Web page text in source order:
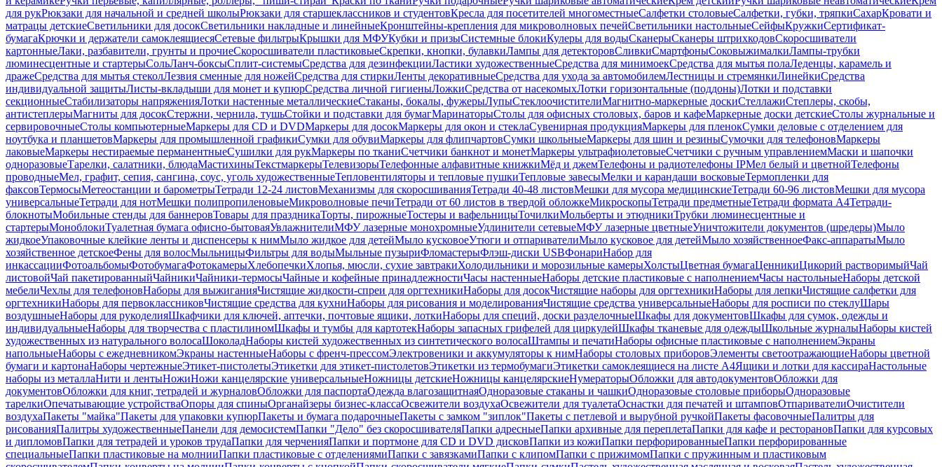
для рукРюкзаки для начальной и средней школыРюкзаки для старшеклассников и студентовКресла для посетителей многоместныеСалфетки столовыеСалфетки, губки, тряпкиСахарКровати и
матрацы детскиеСветильники для досокСветильники накладные и линейныеКронштейны-крепления для микроволновых печейСветильники настольныеСейфыКружкиСертификат-
бумагаКрючки и держатели самоклеящиесяСетевые фильтрыКрышки для МФУКубки и призыСистемные блокиКулеры для водыСканерыСканеры штрихкодовСкоросшиватели
картонныеЛаки, разбавители, грунты и прочиеСкоросшиватели пластиковыеСкрепки, кнопки, булавкиЛампы для детекторовСливкиСмартфоныСоковыжималкиЛампы-трубки
люминесцентные и стартерыСольЛанч-боксыСплит-системыСредства для дезинфекцииЛастики художественныеСредства для минимоекСредства для мытья полаЛеденцы, карамель и
дражеСредства для мытья стеколЛезвия сменные для ножейСредства для стиркиЛенты декоративныеСредства для ухода за автомобилемЛестницы и стремянкиЛинейкиСредства
индивидуальной защитыЛисты-вкладыши для монет и купюрСредства личной гигиеныЛожкиСредства от насекомыхЛотки горизонтальные (поддоны)Лотки и подставки
секционныеСтабилизаторы напряженияЛотки настенные металлическиеСтаканы, бокалы, фужерыЛупыСтеклоочистителиМагнитно-маркерные доскиСтеллажиСтеплеры, скобы,
антистеплерыМагниты для досокСтержни, чернила, тушьСтойки и подставки для бумагМаринаторыСтолы для офисных столовых, баров и кафеМаркерные доски детскиеСтолы журнальные и
сервировочныеСтолы компьютерныеМаркеры для CD и DVDМаркеры для досокМаркеры для окон и стеклаСувенирная продукцияМаркеры для пленокСумки деловые с отделением для
ноутбука и планшетовМаркеры для промышленной графикиСумки для обувиМаркеры для флипчартовСумки школьныеМаркеры для шин и резиныСумочки для телефоновМаркеры
лаковыеМаркеры нестираемые перманентныеСушилки для рукМаркеры по тканиСчетчики банкнот и монетМаркеры ультрафиолетовыеСчетчики с ручным управлениемМаски и шапочки
одноразовыеТарелки, салатники, блюдаМастихиныТекстмаркерыТелевизорыТелефонные алфавитные книжкиМёд и джемТелефоны и радиотелефоны IPМел белый и цветнойТелефоны
проводныеМел, графит, сепия, сангина, соус, уголь художественныеТепловентиляторы и тепловые пушкиТепловые завесыМелки и карандаши восковыеТермопленки для
факсовТермосыМетеостанции и барометрыТетради 12-24 листовМеханизмы для скоросшиванияТетради 40-48 листовМешки для мусора медицинскиеТетради 60-96 листовМешки для мусора
универсальныеТетради для нотМешки полипропиленовыеМикроволновые печиТетради от 60 листов в твердой обложкеМикроскопыТетради предметныеТетради формата А4Тетради-
блокнотыМобильные стенды для баннеровТовары для праздникаТорты, пирожныеТостеры и вафельницыТочилкиМольберты и этюдникиТрубки люминесцентные и
стартерыМоноблокиТуалетная бумага офисно-бытоваяУвлажнителиМФУ лазерные монохромныеУдлинители сетевыеМФУ лазерные цветныеУничтожители документов (шредеры)Мыло
жидкоеУпаковочные клейкие ленты и диспенсеры к нимМыло жидкое для детейМыло кусковоеУтюги и отпаривателиМыло кусковое для детейМыло хозяйственноеФакс-аппаратыМыло
хозяйственное детскоеФены для волосМыльницыФильтры для водыМыльные пузыриФломастерыФлэш-диски USBФонариНабор для
инкассацииФотоальбомыФотобумагаФотокамерыХлебопечкиХлопья, мюсли, сухие завтракиХолодильники и морозильные камерыХолстыЦветная бумагаЦенникиЦикорий растворимыйЧай
листовойЧай пакетированныйЧайникиЧайники-термосыЧайные и кофейные принадлежностиЧасы настенныеНаборы детские пластиковые с наполнениемЧасы настольныеНаборы детской
мебелиЧехлы для телефоновНаборы для выжиганияЧистящие жидкости-спреи для оргтехникиНаборы для досокЧистящие наборы для оргтехникиНаборы для лепкиЧистящие салфетки для
оргтехникиНаборы для первоклассниковЧистящие средства для кухниНаборы для рисования и моделированияЧистящие средства универсальныеНаборы для росписи по стеклуШары
воздушныеНаборы для рукоделияШкафчики для ключей, аптечки, почтовые ящики, лоткиНаборы для специй, доски разделочныеШкафы для документовШкафы для сумок, одежды и
индивидуальныеНаборы для творчества с пластилиномШкафы и тумбы для картотекНаборы запасных грифелей для циркулейШкафы тканевые для одеждыШкольные журналыНаборы кистей
художественных из натурального волосаШоколадНаборы кистей художественных из синтетического волосаШтампы и печатиНаборы офисные пластиковые с наполнениемЭкраны
напольныеНаборы с ежедневникомЭкраны настенныеНаборы с френч-прессомЭлектровеники и аккумуляторы к нимНаборы столовых приборовЭлементы светоотражающиеНаборы цветной
бумаги и картонаНаборы чертежныеЭтикет-пистолетыЭтикетки для этикет-пистолетовЭтикетки из термобумагиЭтикетки самоклеящиеся на листе А4Ящики и лотки для кассираНастольные
наборы из металлаНити и лентыНожиНожи канцелярские универсальныеНожницы детскиеНожницы канцелярскиеНумераторыОбложки для автодокументовОбложки для
документовОбложки для книг, тетрадей и журналовОбложки для паспортаОдежда влагозащитнаяОдноразовые стаканы и чашкиОдноразовые столовые приборыОдноразовые
тарелкиОпечатывающие устройстваОпоры для спиныОрганайзеры бизнес-классаОсвежители воздухаОсвежители для туалетаОснастки для печатей и штамповОтпаривателиОчистители
воздухаПакеты "майка"Пакеты для упаковки купюрПакеты и бумага подарочныеПакеты с замком "зиплок"Пакеты с петлевой и вырубной ручкойПакеты фасовочныеПалитры для
рисованияПалитры художественныеПанели для демосистемПапки "Дело" без скоросшивателяПапки адресныеПапки архивные для переплетаПапки для кафе и ресторановПапки для курсовых
и дипломовПапки для тетрадей и уроков трудаПапки для черченияПапки и портмоне для CD и DVD дисковПапки из кожиПапки перфорированныеПапки перфорированные
специальныеПапки пластиковые на молнииПапки пластиковые с отделениямиПапки с завязкамиПапки с клипомПапки с прижимомПапки с пружинным и пластиковым